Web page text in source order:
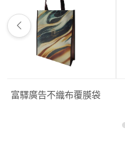
富驛廣告不織布覆膜袋